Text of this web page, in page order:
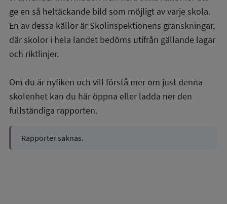
ge en så heltäckande bild som möjligt av varje skola.
En av dessa källor är Skolinspektionens granskningar,
där skolor i hela landet bedöms utifrån gällande lagar
och riktlinjer.
Om du är nyfiken och vill förstå mer om just denna
skolenhet kan du här öppna eller ladda ner den
fullständiga rapporten.
Rapporter saknas.